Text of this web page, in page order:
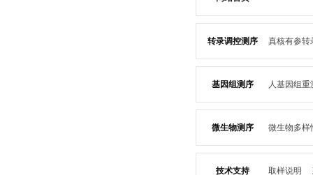
转录调控测序 真核有参转
技术介绍
案例 常
基因组测序 人基因组重
技术介绍
微生物测序 微生物多样
技术支持 取样说明